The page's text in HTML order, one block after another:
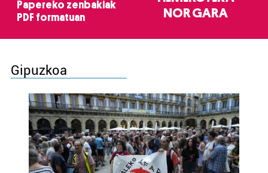
Papereko zenbakiak
PDF formatuan
NOR GARA
Gipuzkoa